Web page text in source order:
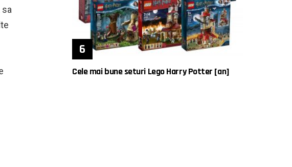
Cele mai bune seturi Lego Harry Potter [an]